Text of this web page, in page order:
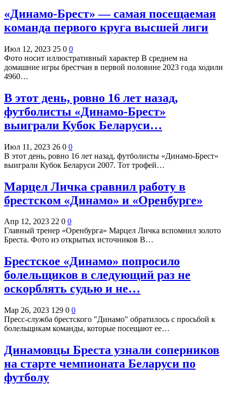
«Динамо-Брест» — самая посещаемая
команда первого круга высшей лиги
Июл 12, 2023 25 0 0
Фото носит иллюстративный характер В среднем на
домашние игры брестчан в первой половине 2023 года ходили
4960…
В этот день, ровно 16 лет назад,
футболисты «Динамо-Брест»
выиграли Кубок Беларуси…
Июл 11, 2023 26 0 0
В этот день, ровно 16 лет назад, футболисты «Динамо-Брест»
выиграли Кубок Беларуси 2007. Тот трофей…
Марцел Личка сравнил работу в
брестском «Динамо» и «Оренбурге»
Апр 12, 2023 22 0 0
Главный тренер «Оренбурга» Марцел Личка вспомнил золото
Бреста. Фото из открытых источников В…
Брестское «Динамо» попросило
болельщиков в следующий раз не
оскорблять судью и не…
Мар 26, 2023 129 0 0
Пресс-служба брестского "Динамо" обратилось с просьбой к
болельщикам команды, которые посещают ее…
Динамовцы Бреста узнали соперников
на старте чемпионата Беларуси по
футболу